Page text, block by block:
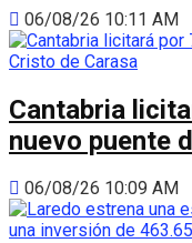
06/08/26 10:11 AM
Cantabria
nuevo puente
06/08/26 10:09 AM